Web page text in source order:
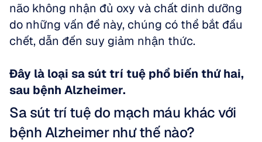
não không nhận đủ oxy và chất dinh dưỡng
do những vấn đề này, chúng có thể bắt đầu
chết, dẫn đến suy giảm nhận thức.
Đây là loại sa sút trí tuệ phổ biến thứ hai,
sau bệnh Alzheimer.
Sa sút trí tuệ do mạch máu khác với
bệnh Alzheimer như thế nào?